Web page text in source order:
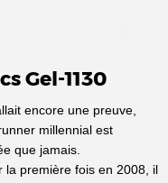
Gel-1130
encore une preuve,
millennial est
que jamais.
la première fois en 2008, il